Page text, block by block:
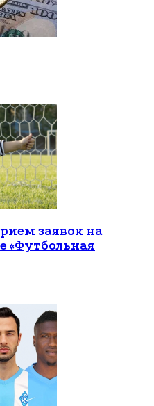
заявок на
«Футбольная